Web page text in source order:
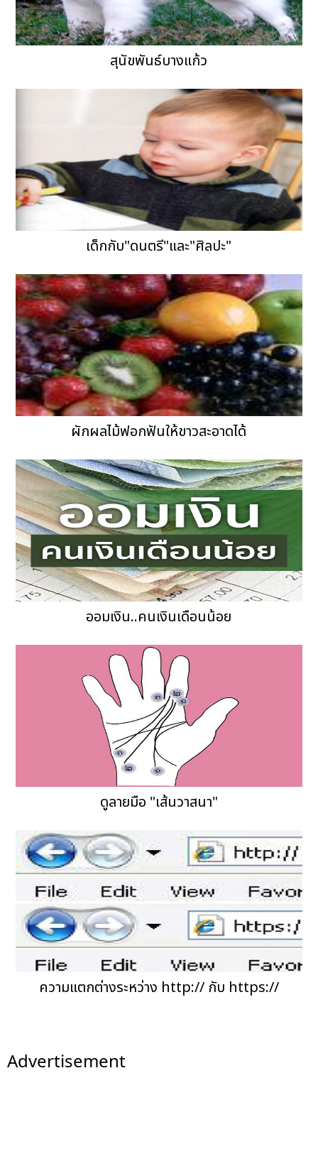
สุนัขพันธ์บางแก้ว
เด็กกับ"ดนตรี"และ"ศิลปะ"
ผักผลไม้ฟอกฟันให้ขาวสะอาดได้
ออมเงิน..คนเงินเดือนน้อย
ดูลายมือ "เส้นวาสนา"
ความแตกต่างระหว่าง http:// กับ https://
Advertisement